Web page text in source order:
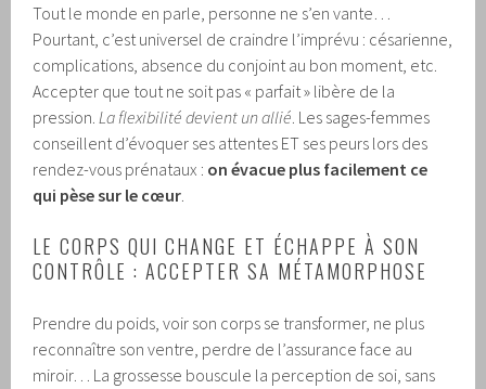
Tout le monde en parle, personne ne s’en vante…
Pourtant, c’est universel de craindre l’imprévu : césarienne,
complications, absence du conjoint au bon moment, etc.
Accepter que tout ne soit pas « parfait » libère de la
pression.La flexibilité devient un allié. Les sages-femmes
conseillent d’évoquer ses attentes ET ses peurs lors des
rendez-vous prénataux : on évacue plus facilement ce
qui pèse sur le cœur.
LE CORPS QUI CHANGE ET ÉCHAPPE À SON
CONTRÔLE : ACCEPTER SA MÉTAMORPHOSE
Prendre du poids, voir son corps se transformer, ne plus
reconnaître son ventre, perdre de l’assurance face au
miroir… La grossesse bouscule la perception de soi, sans